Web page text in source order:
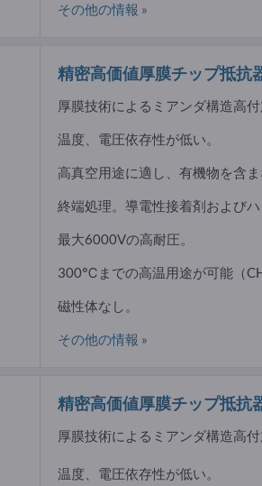
その他の情報 »
精密高価値厚膜チップ抵抗
厚膜技術によるミアンダ構造高付
温度、電圧依存性が低い。
高真空用途に適し、有機物を含ま
終端処理。導電性接着剤およびハ
最大6000Vの高耐圧。
300℃までの高温用途が可能（
磁性体なし。
その他の情報 »
精密高価値厚膜チップ抵抗
厚膜技術によるミアンダ構造高付
温度、電圧依存性が低い。